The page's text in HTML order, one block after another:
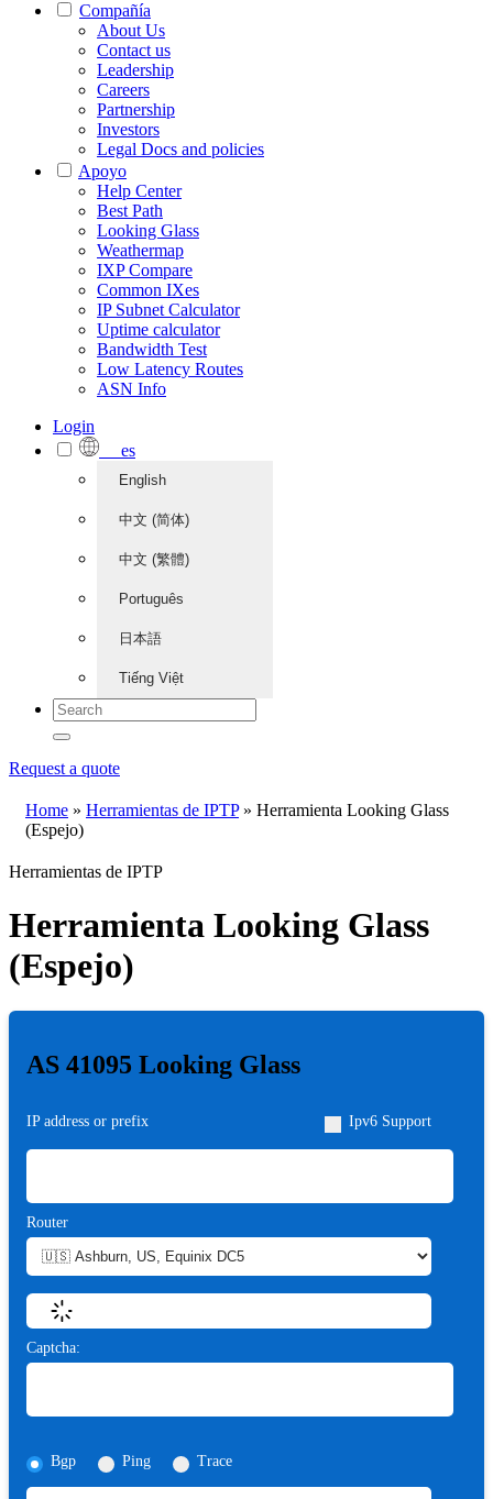
Compañía
About Us
Contact us
Leadership
Careers
Partnership
Investors
Legal Docs and policies
Apoyo
Help Center
Best Path
Looking Glass
Weathermap
IXP Compare
Common IXes
IP Subnet Calculator
Uptime calculator
Bandwidth Test
Low Latency Routes
ASN Info
Login
es
English
中文 (简体)
中文 (繁體)
Português
日本語
Tiếng Việt
Request a quote
Home » Herramientas de IPTP » Herramienta Looking Glass
(Espejo)
Herramientas de IPTP
Herramienta Looking Glass
(Espejo)
AS 41095 Looking Glass
IP address or prefix Ipv6 Support
Router
Captcha:
Bgp Ping Trace